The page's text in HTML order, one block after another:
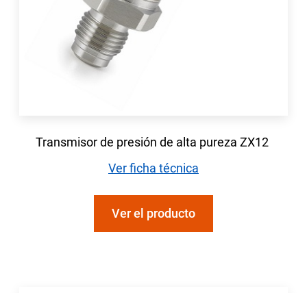
Transmisor de presión de alta pureza ZX12
Ver ficha técnica
Ver el producto